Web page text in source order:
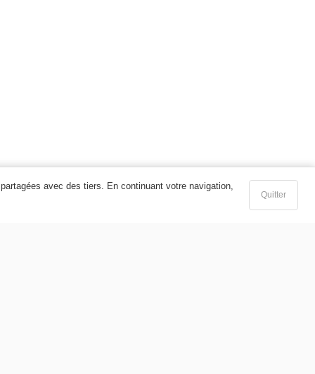
avec des tiers. En continuant votre navigation,
Quitter